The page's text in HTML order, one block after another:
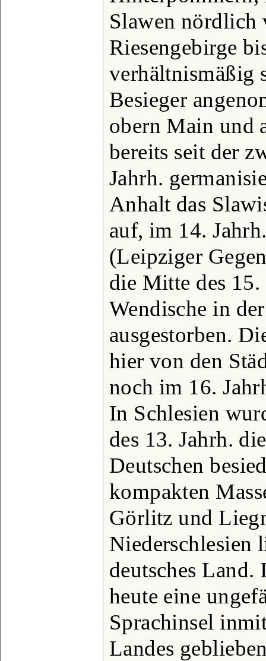
Slawen nördlich
Riesengebirge
verhältnismäßig
Besieger
obern Main und
bereits seit der
Jahrh.
Anhalt das
auf, im 14.
(Leipziger
die Mitte des 15.
Wendische in
ausgestorben.
hier von den
noch im 16.
In Schlesien
des 13. Jahrh.
Deutschen
kompakten
Görlitz und
Niederschlesien
deutsches
heute eine
Sprachinsel
Landes